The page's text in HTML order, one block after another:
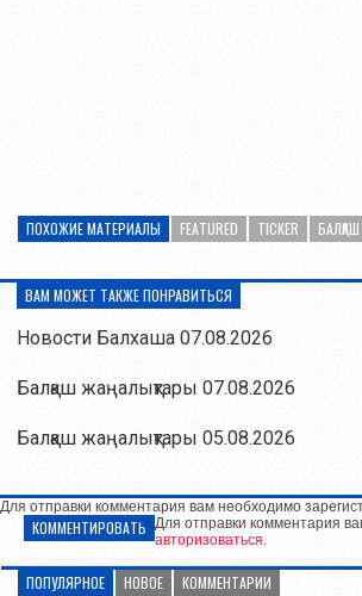
ПОХОЖИЕ МАТЕРИАЛЫ FEATURED TICKER БАЛҚАШ
ВАМ МОЖЕТ ТАКЖЕ ПОНРАВИТЬСЯ
Новости Балхаша 07.08.2026
Балқаш жаңалықтары 07.08.2026
Балқаш жаңалықтары 05.08.2026
Для отправки комментария вам необходимо
КОММЕНТИРОВАТЬ Для отправки комментария
авторизоваться.
ПОПУЛЯРНОЕ НОВОЕ КОММЕНТАРИИ